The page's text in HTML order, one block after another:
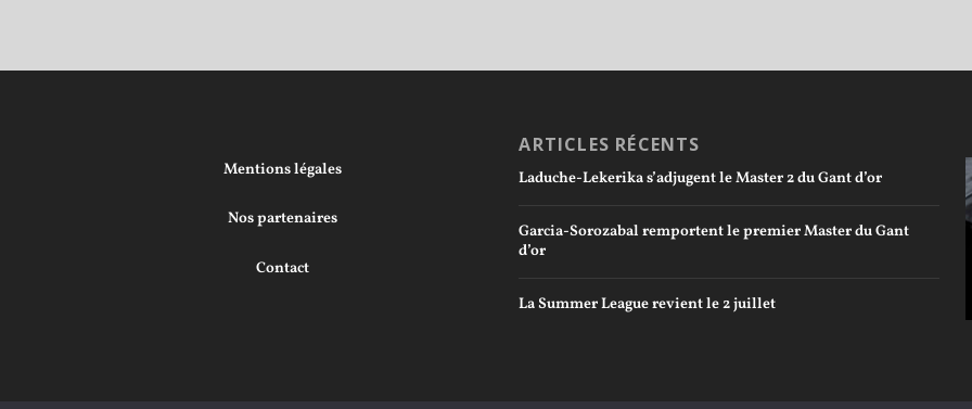
Mentions légales
Nos partenaires
Contact
ARTICLES RÉCENTS
Laduche-Lekerika s’adjugent le Master 2 du Gant d’or
Garcia-Sorozabal remportent le premier Master du Gant
d’or
La Summer League revient le 2 juillet